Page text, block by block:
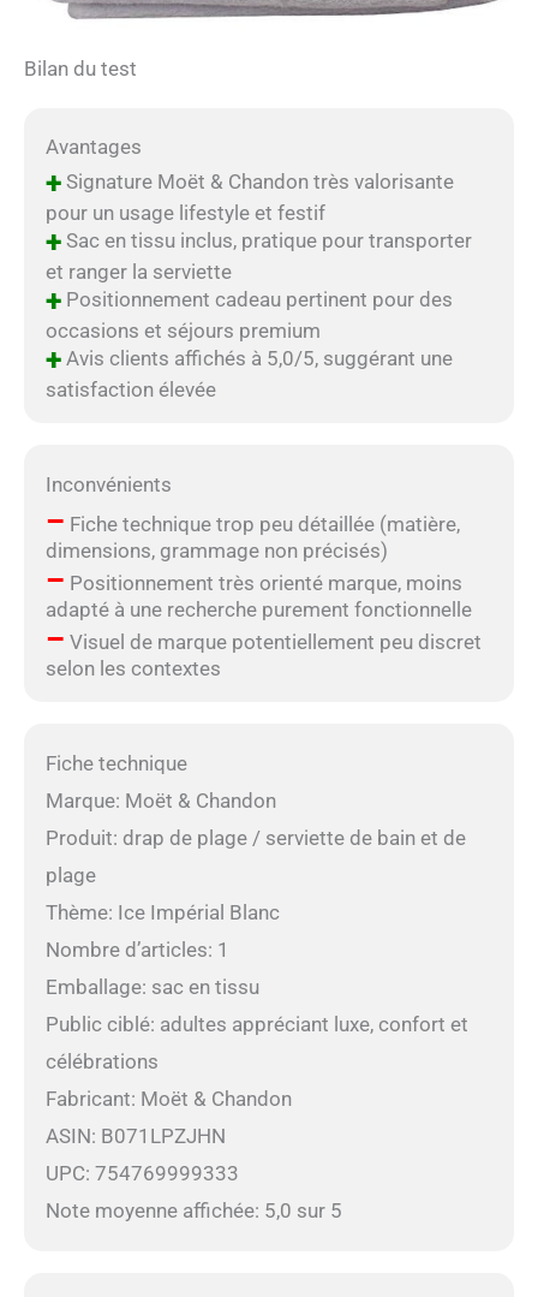
Bilan du test
Avantages
+Signature Moët & Chandon très valorisante
pour un usage lifestyle et festif
+Sac en tissu inclus, pratique pour transporter
et ranger la serviette
+Positionnement cadeau pertinent pour des
occasions et séjours premium
+Avis clients affichés à 5,0/5, suggérant une
satisfaction élevée
Inconvénients
– Fiche technique trop peu détaillée (matière,
dimensions, grammage non précisés)
– Positionnement très orienté marque, moins
adapté à une recherche purement fonctionnelle
– Visuel de marque potentiellement peu discret
selon les contextes
Fiche technique
Marque: Moët & Chandon
Produit: drap de plage / serviette de bain et de
plage
Thème: Ice Impérial Blanc
Nombre d’articles: 1
Emballage: sac en tissu
Public ciblé: adultes appréciant luxe, confort et
célébrations
Fabricant: Moët & Chandon
ASIN: B071LPZJHN
UPC: 754769999333
Note moyenne affichée: 5,0 sur 5